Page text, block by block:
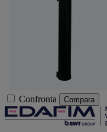
Confronta Compara